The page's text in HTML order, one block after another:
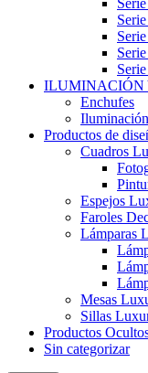
ILUMINACIÓN
Enchufes
Iluminación
Productos de
Cuadros
Espejos
Faroles
Lámparas
Mesas
Sillas
Productos
Sin categorizar